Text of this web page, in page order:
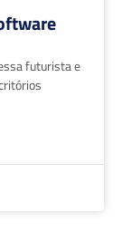
futurista e